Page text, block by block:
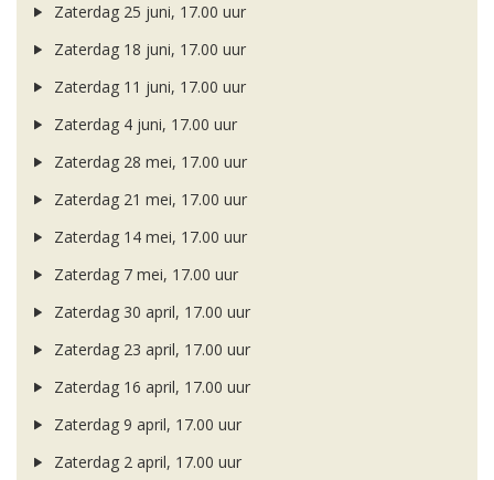
Zaterdag 25 juni, 17.00 uur
Zaterdag 18 juni, 17.00 uur
Zaterdag 11 juni, 17.00 uur
Zaterdag 4 juni, 17.00 uur
Zaterdag 28 mei, 17.00 uur
Zaterdag 21 mei, 17.00 uur
Zaterdag 14 mei, 17.00 uur
Zaterdag 7 mei, 17.00 uur
Zaterdag 30 april, 17.00 uur
Zaterdag 23 april, 17.00 uur
Zaterdag 16 april, 17.00 uur
Zaterdag 9 april, 17.00 uur
Zaterdag 2 april, 17.00 uur